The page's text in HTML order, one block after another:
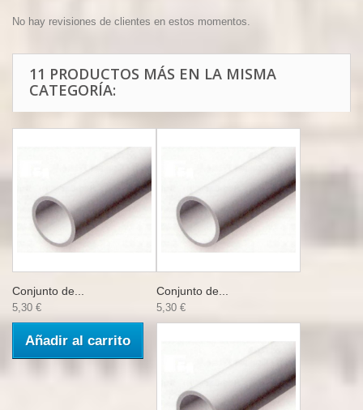
No hay revisiones de clientes en estos momentos.
11 PRODUCTOS MÁS EN LA MISMA
CATEGORÍA:
Conjunto de...
5,30 €
Añadir al carrito
Conjunto de...
5,30 €